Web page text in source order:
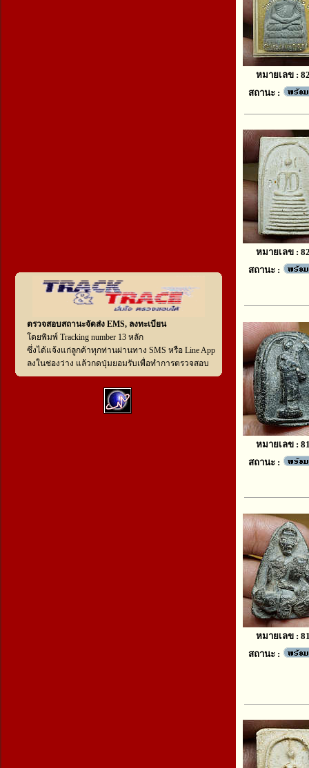
ตรวจสอบสถานะจัดส่ง EMS, ลงทะเบียน
โดยพิมพ์ Tracking number 13 หลัก
ซึ่งได้แจ้งแก่ลูกค้าทุกท่านผ่านทาง SMS หรือ Line App
ลงในช่องว่าง แล้วกดปุ่มยอมรับเพื่อทำการตรวจสอบ
หมายเลข :
สถานะ :
หมายเลข :
สถานะ :
หมายเลข :
สถานะ :
หมายเลข :
สถานะ :